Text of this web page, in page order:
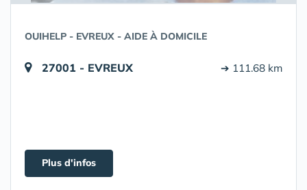
OUIHELP - EVREUX - AIDE À DOMICILE
27001 - EVREUX ➔ 111.68 km
Plus d'infos